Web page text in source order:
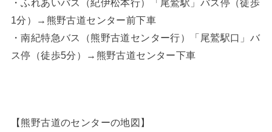
・ふれあいバス（紀伊松本行）「尾鷲駅」バス停（徒歩
1分）→熊野古道センター前下車
・南紀特急バス（熊野古道センター行）「尾鷲駅口」バ
ス停（徒歩5分）→熊野古道センター下車
【熊野古道のセンターの地図】